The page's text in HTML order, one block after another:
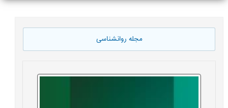
مجله روانشناسی